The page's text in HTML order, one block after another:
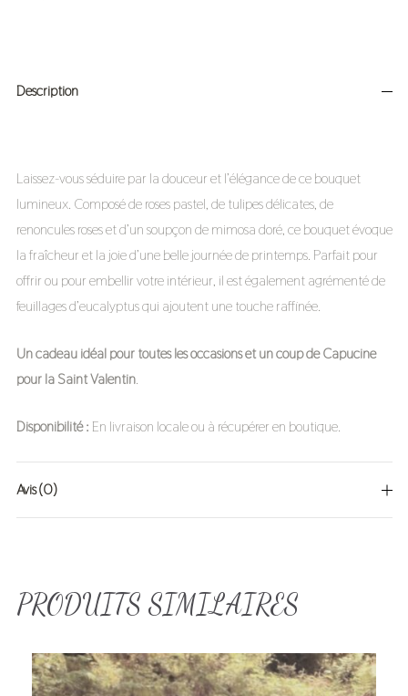
Description
Laissez-vous séduire par la douceur et l’élégance de ce bouquet
lumineux. Composé de roses pastel, de tulipes délicates, de
renoncules roses et d’un soupçon de mimosa doré, ce bouquet évoque
la fraîcheur et la joie d’une belle journée de printemps. Parfait pour
offrir ou pour embellir votre intérieur, il est également agrémenté de
feuillages d’eucalyptus qui ajoutent une touche raffinée.
Un cadeau idéal pour toutes les occasions et un coup de Capucine
pour la Saint Valentin.
Disponibilité : En livraison locale ou à récupérer en boutique.
Avis (0)
Votre adresse e-mail ne sera pas publiée.Les champs obligatoires
YOUR RATING
PRODUITS SIMILAIRES